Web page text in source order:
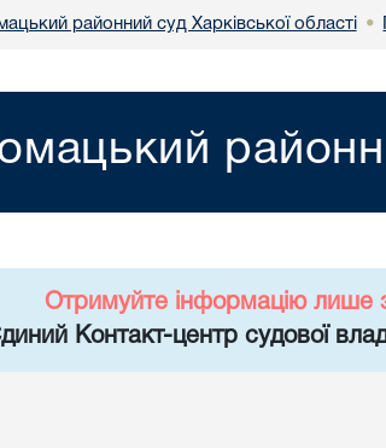
районний суд Харківської області •
Отримуйте інформацію лише
Контакт-центр судової